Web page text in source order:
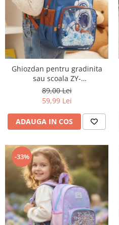
Ghiozdan pentru gradinita
sau scoala ZY-
25122albastru/maro
89,00 Lei
59,99 Lei
ADAUGA IN COS
-33%